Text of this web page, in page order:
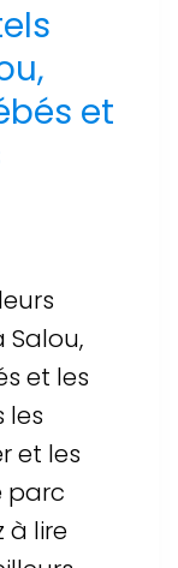
et
Salou,
et les
les
et les
parc
à lire